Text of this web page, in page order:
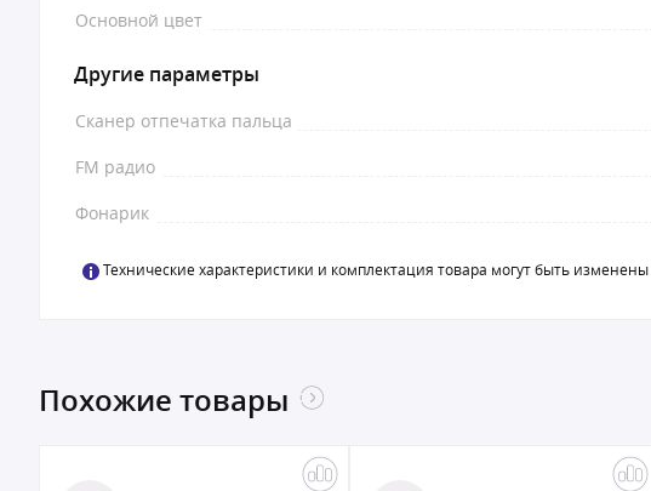
Основной цвет
Другие параметры
Сканер отпечатка пальца
FM радио
Фонарик
Технические характеристики и комплектация товара могут быть
Похожие товары